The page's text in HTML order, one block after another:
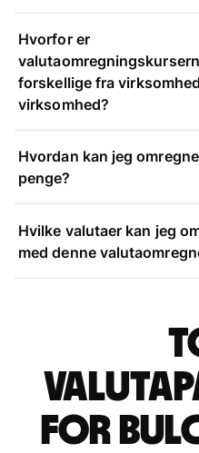
Hvorfor er
forskellige fra
virksomhed?
Hvordan kan jeg
penge?
Hvilke valutaer kan jeg
med denne
for